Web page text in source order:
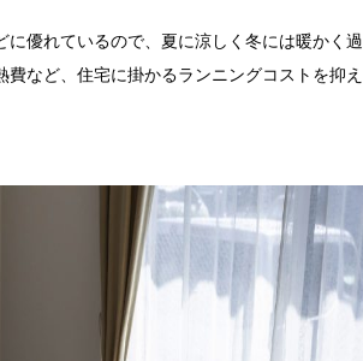
に優れているので、夏に涼しく冬には暖かく過
など、住宅に掛かるランニングコストを抑え